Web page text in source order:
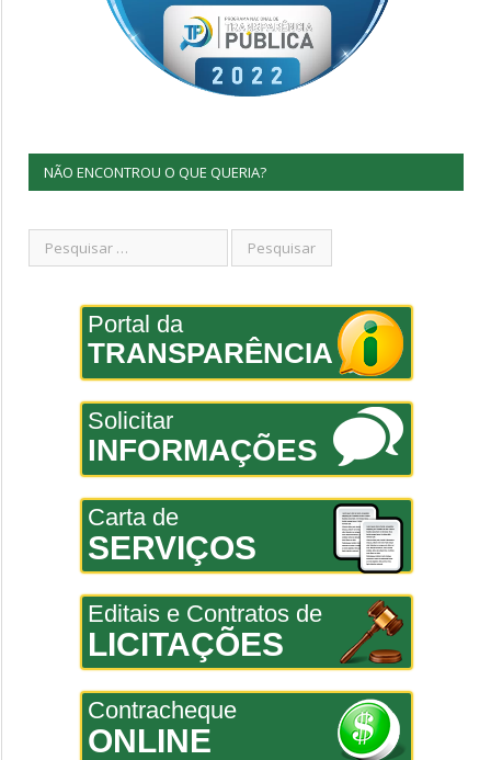
NÃO ENCONTROU O QUE QUERIA?
Portal da
TRANSPARÊNCIA
Solicitar
INFORMAÇÕES
Carta de
SERVIÇOS
Editais e Contratos de
LICITAÇÕES
Contracheque
ONLINE